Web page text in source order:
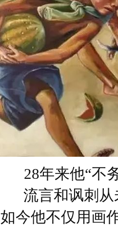
28年来他“不
流言和讽刺从
如今他不仅用画